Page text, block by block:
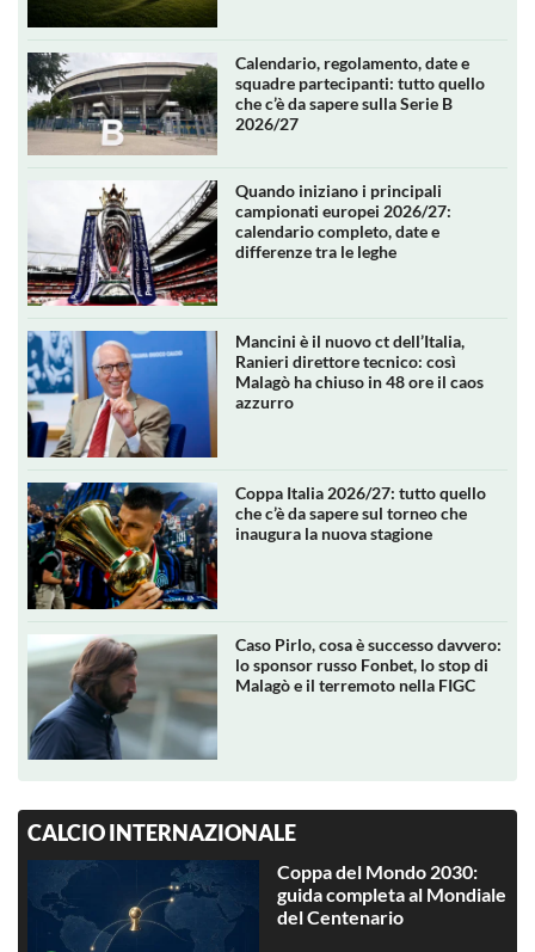
Calendario, regolamento, date e
squadre partecipanti: tutto quello
che c’è da sapere sulla Serie B
2026/27
Quando iniziano i principali
campionati europei 2026/27:
calendario completo, date e
differenze tra le leghe
Mancini è il nuovo ct dell’Italia,
Ranieri direttore tecnico: così
Malagò ha chiuso in 48 ore il caos
azzurro
Coppa Italia 2026/27: tutto quello
che c’è da sapere sul torneo che
inaugura la nuova stagione
Caso Pirlo, cosa è successo davvero:
lo sponsor russo Fonbet, lo stop di
Malagò e il terremoto nella FIGC
CALCIO INTERNAZIONALE
Coppa del Mondo 2030:
guida completa al Mondiale
del Centenario